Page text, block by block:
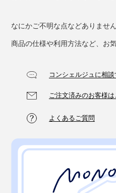
なにかご不明な点などありませ
商品の仕様や利用方法など、お
コンシェルジュに相談
ご注文済みのお客様は
よくあるご質問